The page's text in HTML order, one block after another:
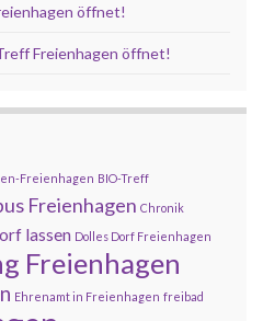
öffnet!
Freienhagen öffnet!
Freienhagen BIO-Treff
Freienhagen Chronik
lassen Dolles Dorf Freienhagen
Freienhagen
Ehrenamt in Freienhagen freibad